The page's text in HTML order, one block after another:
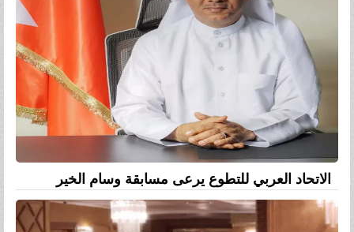
الاتحاد العربي للتطوع يرعى مسابقة وسام الخير